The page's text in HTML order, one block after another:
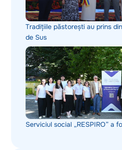
Tradițiile păstorești au prins
de Sus
Serviciul social „RESPIRO” a